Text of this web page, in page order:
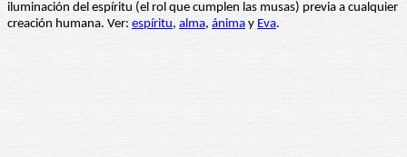
iluminación del espíritu (el rol que cumplen las musas) previa a cualquier
creación humana. Ver: espíritu, alma, ánima y Eva.